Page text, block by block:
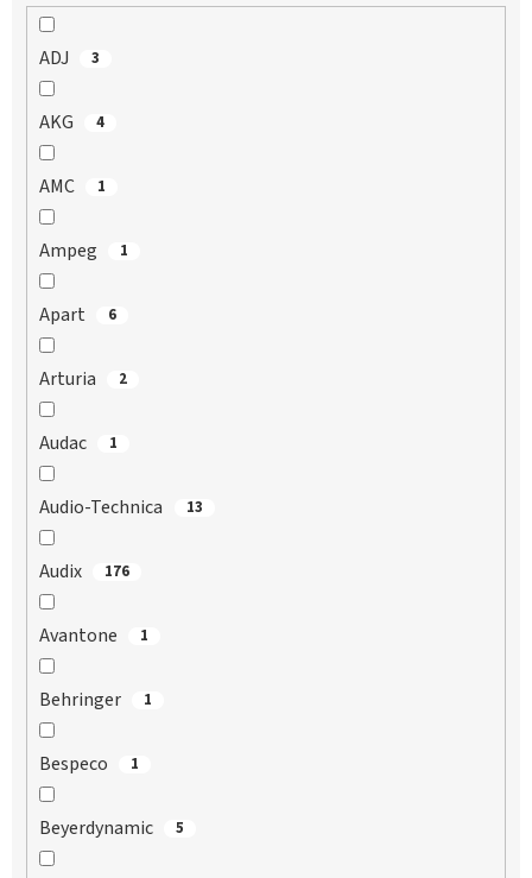
ADJ 3
AKG 4
AMC 1
Ampeg 1
Apart 6
Arturia 2
Audac 1
Audio-Technica 13
Audix 176
Avantone 1
Behringer 1
Bespeco 1
Beyerdynamic 5